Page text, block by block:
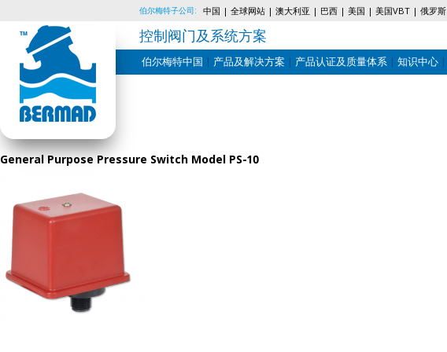
Skip
content
伯尔梅特子公司: 中国 全球网站 澳大利亚 巴西 美国 美国VBT 俄罗斯
控制阀门及系统方案
伯尔梅特中国 产品及解决方案 产品认证及质量体系 知识中心
General Purpose Pressure Switch Model PS-10